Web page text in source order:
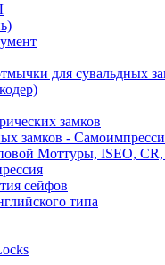
для сувальдных
замков
замков -
Моттуры, ISEO, CR,
сейфов
типа